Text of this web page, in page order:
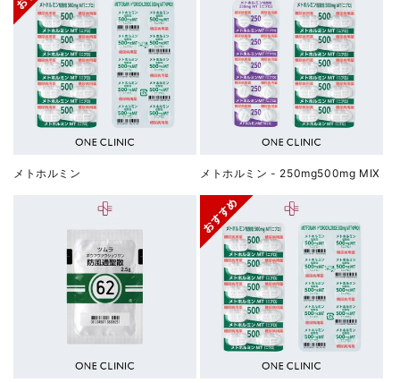
メトホルミン メトホルミン - 250mg500mg MIX